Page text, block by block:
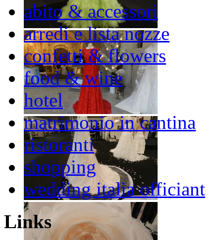
abito & accessori
arredi e lista nozze
confetti & flowers
food & wine
hotel
matrimonio in cantina
ristoranti
shopping
wedding italia officiant
Links